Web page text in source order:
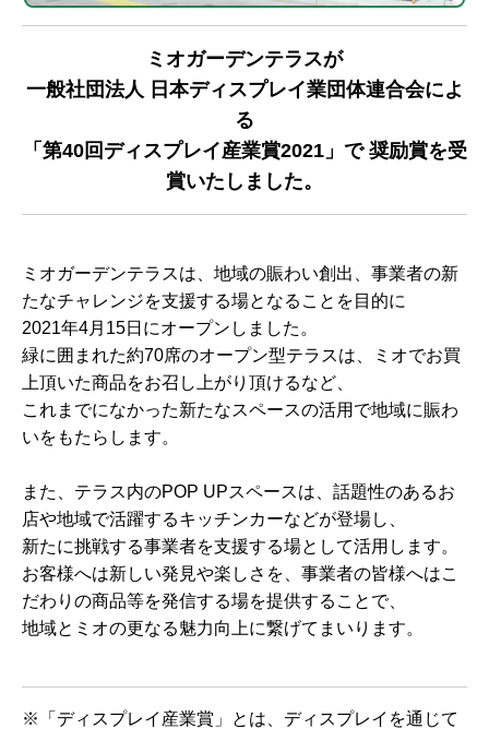
ミオガーデンテラスが
一般社団法人 日本ディスプレイ業団体連合会によ
る
「第40回ディスプレイ産業賞2021」で 奨励賞を受
賞いたしました。
ミオガーデンテラスは、地域の賑わい創出、事業者の新
たなチャレンジを支援する場となることを目的に
2021年4月15日にオープンしました。
緑に囲まれた約70席のオープン型テラスは、ミオでお買
上頂いた商品をお召し上がり頂けるなど、
これまでになかった新たなスペースの活用で地域に賑わ
いをもたらします。
また、テラス内のPOP UPスペースは、話題性のあるお
店や地域で活躍するキッチンカーなどが登場し、
新たに挑戦する事業者を支援する場として活用します。
お客様へは新しい発見や楽しさを、事業者の皆様へはこ
だわりの商品等を発信する場を提供することで、
地域とミオの更なる魅力向上に繋げてまいります。
※「ディスプレイ産業賞」とは、ディスプレイを通じて